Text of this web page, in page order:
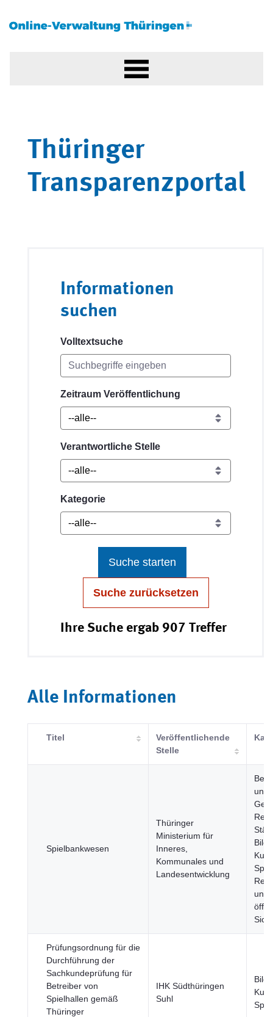
Thüringer
Transparenzportal
Informationen
suchen
Volltextsuche
Zeitraum Veröffentlichung
Verantwortliche Stelle
Kategorie
Suche starten
Suche zurücksetzen
Ihre Suche ergab 907 Treffer
Alle Informationen
Titel
Veröffentlichende
Stelle
Spielbankwesen
Thüringer
Ministerium für
Inneres,
Kommunales und
Landesentwicklung
und
und
Prüfungsordnung für die
Durchführung der
Sachkundeprüfung für
Betreiber von
Spielhallen gemäß
Thüringer
IHK Südthüringen
Suhl